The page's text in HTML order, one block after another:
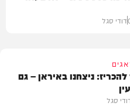
דודי סגל
ניצחנו באיראן – גם
סגל